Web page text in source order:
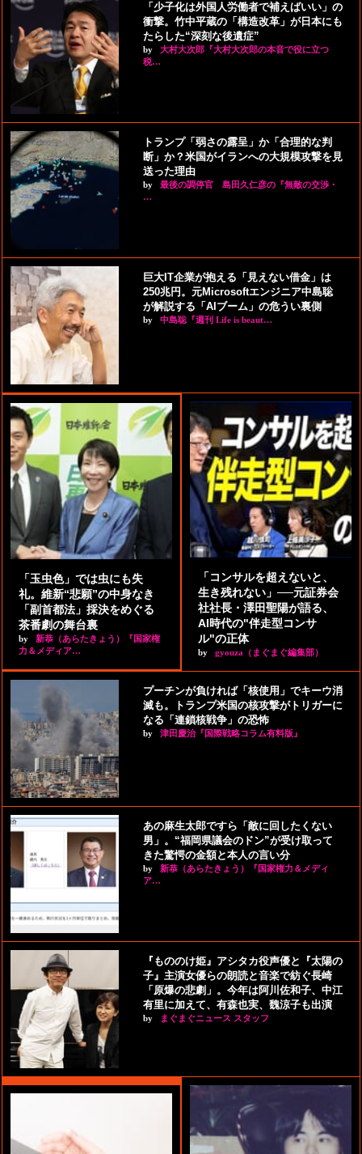
「少子化は外国人労働者で補えばいい」の
衝撃。竹中平蔵の「構造改革」が日本にも
たらした“深刻な後遺症”
by
大村大次郎『大村大次郎の本音で役に立つ
税…
トランプ「弱さの露呈」か「合理的な判
断」か？米国がイランへの大規模攻撃を見
送った理由
by
最後の調停官 島田久仁彦の『無敵の交渉・
…
巨大IT企業が抱える「見えない借金」は
250兆円。元Microsoftエンジニア中島聡
が解説する「AIブーム」の危うい裏側
by 中島聡『週刊 Life is beaut…
「玉虫色」では虫にも失
礼。維新“悲願”の中身なき
「副首都法」採決をめぐる
茶番劇の舞台裏
by
新恭（あらたきょう）『国家権
力＆メディア…
「コンサルを超えないと、
生き残れない」──元証券会
社社長・澤田聖陽が語る、
AI時代の"伴走型コンサ
ル"の正体
by gyouza（まぐまぐ編集部）
プーチンが負ければ「核使用」でキーウ消
滅も。トランプ米国の核攻撃がトリガーに
なる「連鎖核戦争」の恐怖
by 津田慶治『国際戦略コラム有料版』
あの麻生太郎ですら「敵に回したくない
男」。“福岡県議会のドン”が受け取って
きた驚愕の金額と本人の言い分
by
新恭（あらたきょう）『国家権力＆メディ
ア…
『もののけ姫』アシタカ役声優と『太陽の
子』主演女優らの朗読と音楽で紡ぐ長崎
「原爆の悲劇」。今年は阿川佐和子、中江
有里に加えて、有森也実、魏涼子も出演
by まぐまぐニュース スタッフ